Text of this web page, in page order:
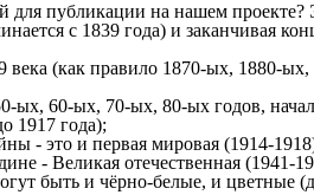
для публикации на нашем
с 1839 года) и заканчивая
(как правило 1870-ых, 1880-
ых, 60-ых, 70-ых, 80-ых годов,
1917 года);
- это и первая мировая (1914-
- Великая отечественная (1941-
быть и чёрно-белые, и цветные